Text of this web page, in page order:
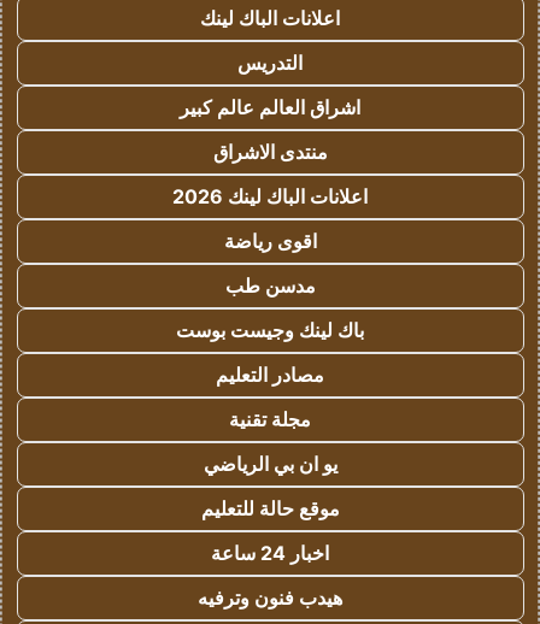
اعلانات الباك لينك
التدريس
اشراق العالم عالم كبير
منتدى الاشراق
اعلانات الباك لينك 2026
اقوى رياضة
مدسن طب
باك لينك وجيست بوست
مصادر التعليم
مجلة تقنية
يو ان بي الرياضي
موقع حالة للتعليم
اخبار 24 ساعة
هيدب فنون وترفيه